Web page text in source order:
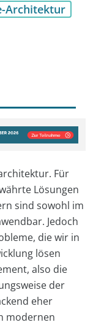
Architektur
Für
Lösungen
sind sowohl im
Jedoch
die wir in
lösen
also die
der
eher
modernen